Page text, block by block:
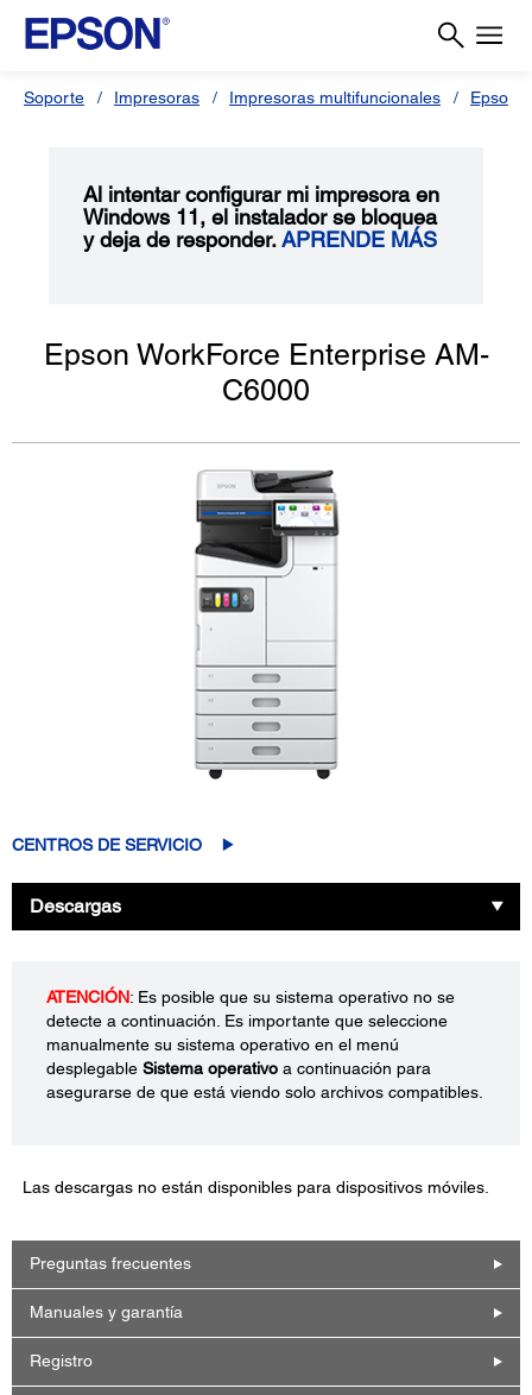
Soporte Impresoras Impresoras multifuncionales Epson
Al intentar configurar mi impresora en
Windows 11, el instalador se bloquea
y deja de responder.APRENDE MÁS
Epson WorkForce Enterprise AM-
C6000
CENTROS DE SERVICIO
Descargas
ATENCIÓN: Es posible que su sistema operativo no se
detecte a continuación. Es importante que seleccione
manualmente su sistema operativo en el menú
desplegable Sistema operativo a continuación para
asegurarse de que está viendo solo archivos compatibles.
Las descargas no están disponibles para dispositivos móviles.
Preguntas frecuentes
Manuales y garantía
Registro